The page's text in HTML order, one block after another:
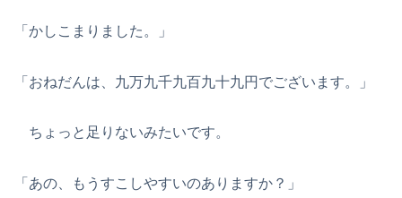
「かしこまりました。」
「おねだんは、九万九千九百九十九円でございます。」
ちょっと足りないみたいです。
「あの、もうすこしやすいのありますか？」